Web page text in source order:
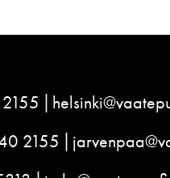
2155